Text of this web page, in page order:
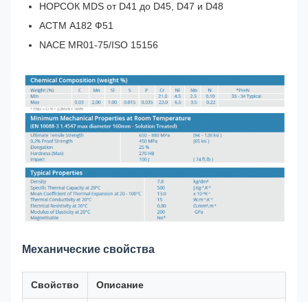
НОРСОК MDS от D41 до D45, D47 и D48
АСТМ А182 Ф51
NACE MR01-75/ISO 15156
Механические свойства
Свойство Описание